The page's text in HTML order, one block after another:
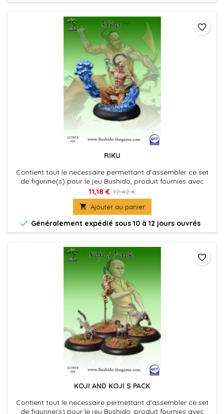
RIKU
Contient tout le necessaire permettant d'assembler ce set
de figurine(s) pour le jeu Bushido, produit fournies avec
leurs socles en plastique. Figurine(s) à peindre et à
assembler
11,18 € 12,42 €
 Ajouter au panier
 Généralement expédié sous 10 à 12 jours ouvrés
favorite_border
KOJI AND KOJI S PACK
Contient tout le necessaire permettant d'assembler ce set
de figurine(s) pour le jeu Bushido, produit fournies avec
favorite_border